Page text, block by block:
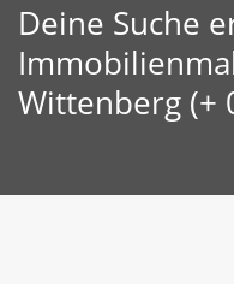
Deine Suche
Wittenberg (+